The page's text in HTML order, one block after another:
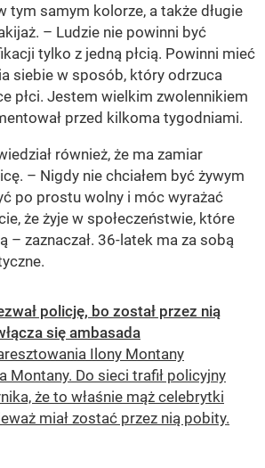
tym samym kolorze, a także długie
– Ludzie nie powinni być
tylko z jedną płcią. Powinni mieć
siebie w sposób, który odrzuca
płci. Jestem wielkim zwolennikiem
przed kilkoma tygodniami.
również, że ma zamiar
– Nigdy nie chciałem być żywym
po prostu wolny i móc wyrażać
że żyje w społeczeństwie, które
– zaznaczał. 36-latek ma za sobą
policję, bo został przez nią
się ambasada
Ilony Montany
Montany. Do sieci trafił policyjny
że to właśnie mąż celebrytki
miał zostać przez nią pobity.